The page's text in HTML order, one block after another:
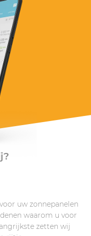
uw zonnepanelen
waarom u voor
zetten wij